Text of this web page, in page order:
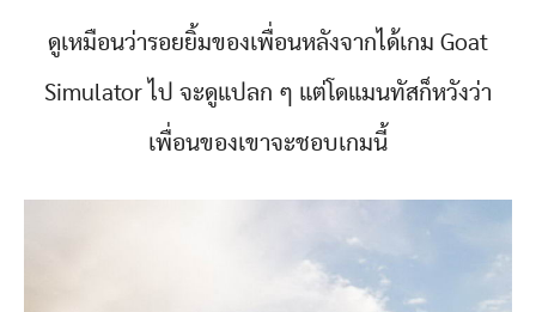
ดูเหมือนว่ารอยยิ้มของเพื่อนหลังจากได้เกม Goat
Simulator ไป จะดูแปลก ๆ แต่โดแมนทัสก็หวังว่า
เพื่อนของเขาจะชอบเกมนี้